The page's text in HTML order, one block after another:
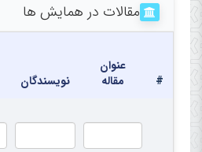
مقالات در همایش ها
#
عنوان
مقاله
نویسندگان